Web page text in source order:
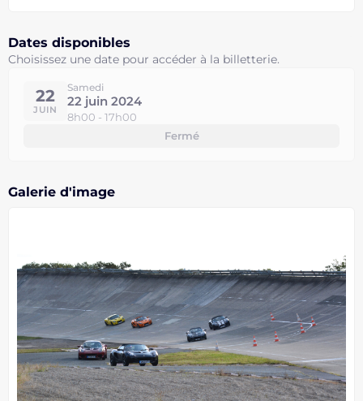
Dates disponibles
Choisissez une date pour accéder à la billetterie.
22
JUIN
Samedi
22 juin 2024
8h00 - 17h00
Fermé
Galerie d'image